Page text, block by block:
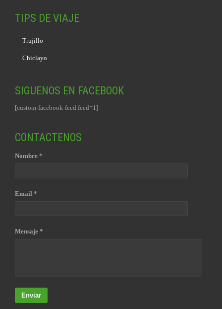
TIPS DE VIAJE
Trujillo
Chiclayo
SIGUENOS EN FACEBOOK
[custom-facebook-feed feed=1]
CONTACTENOS
Nombre *
Email *
Mensaje *
Enviar